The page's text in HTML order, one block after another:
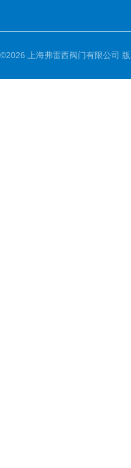
©2026 上海弗雷西阀门有限公司